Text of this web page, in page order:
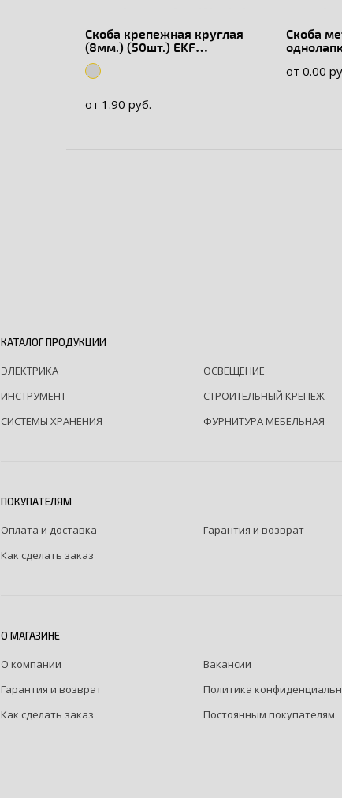
Скоба крепежная круглая
(8мм.) (50шт.) EKF
PROxima
от 1.90 руб.
Скоба
от 0.00
КАТАЛОГ ПРОДУКЦИИ
ЭЛЕКТРИКА ОСВЕЩЕНИЕ
ИНСТРУМЕНТ
СТРОИТЕЛЬНЫЙ КРЕПЕЖ
СИСТЕМЫ ХРАНЕНИЯ
ФУРНИТУРА МЕБЕЛЬНАЯ
ПОКУПАТЕЛЯМ
Оплата и доставка Гарантия и возврат
Как сделать заказ
О МАГАЗИНЕ
О компании Вакансии
Гарантия и возврат
Политика
Как сделать заказ
Постоянным покупателям